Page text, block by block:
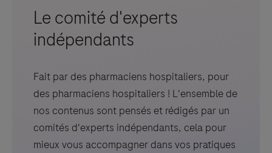
Le comité d'experts
indépendants
Fait par des pharmaciens hospitaliers, pour
des pharmaciens hospitaliers ! L'ensemble de
nos contenus sont pensés et rédigés par un
comités d'experts indépendants, cela pour
mieux vous accompagner dans vos pratiques